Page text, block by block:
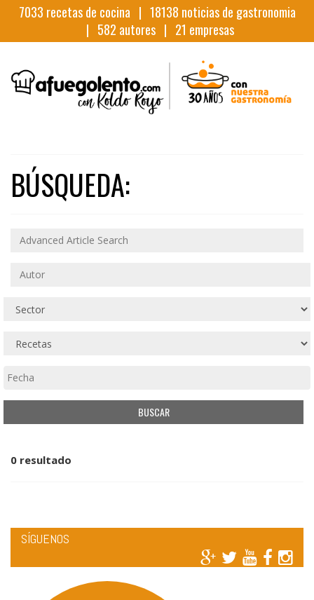
7033 recetas de cocina | 18138 noticias de gastronomia
| 582 autores | 21 empresas
BÚSQUEDA:
0 resultado
SÍGUENOS